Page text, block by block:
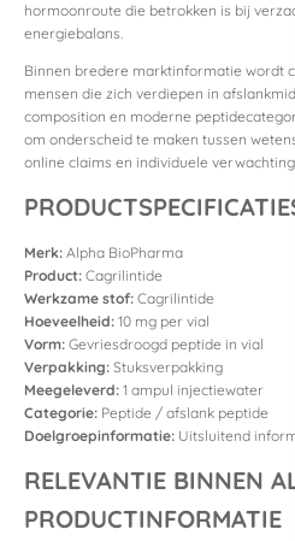
hormoonroute die betrokken is bij
energiebalans.
Binnen bredere marktinformatie wordt
mensen die zich verdiepen in
composition en moderne
om onderscheid te maken tussen
online claims en individuele
Merk: Alpha BioPharma
Product: Cagrilintide
Werkzame stof: Cagrilintide
Hoeveelheid: 10 mg per vial
Vorm: Gevriesdroogd peptide in vial
Verpakking: Stuksverpakking
Meegeleverd: 1 ampul injectiewater
Categorie: Peptide / afslank peptide
Doelgroepinformatie: Uitsluitend
RELEVANTIE BINNEN
PRODUCTINFORMATIE